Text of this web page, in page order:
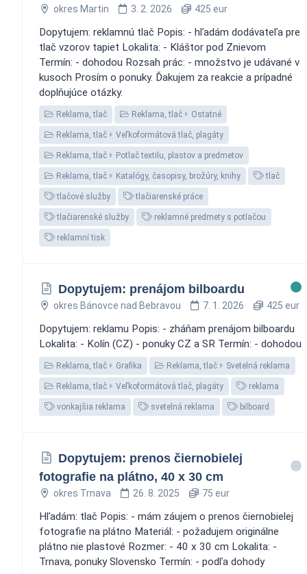
okres Martin 3. 2. 2026 425 eur
Dopytujem: reklamnú tlač Popis: - hľadám dodávateľa pre
tlač vzorov tapiet Lokalita: - Kláštor pod Znievom
Termín: - dohodou Rozsah prác: - množstvo je udávané v
kusoch Prosím o ponuky. Ďakujem za reakcie a prípadné
doplňujúce otázky.
Reklama, tlač Reklama, tlač Ostatné
Reklama, tlač Veľkoformátová tlač, plagáty
Reklama, tlač Potlač textilu, plastov a predmetov
Reklama, tlač Katalógy, časopisy, brožúry, knihy tlač
tlačové služby tlačiarenské práce
tlačiarenské služby reklamné predmety s potlačou
reklamní tisk
Dopytujem: prenájom bilboardu
okres Bánovce nad Bebravou 7. 1. 2026 425 eur
Dopytujem: reklamu Popis: - zháňam prenájom bilboardu
Lokalita: - Kolín (CZ) - ponuky CZ a SR Termín: - dohodou
Reklama, tlač Grafika Reklama, tlač Svetelná reklama
Reklama, tlač Veľkoformátová tlač, plagáty reklama
vonkajšia reklama svetelná reklama bilboard
Dopytujem: prenos čiernobielej
fotografie na plátno, 40 x 30 cm
okres Trnava 26. 8. 2025 75 eur
Hľadám: tlač Popis: - mám záujem o prenos čiernobielej
fotografie na plátno Materiál: - požadujem originálne
plátno nie plastové Rozmer: - 40 x 30 cm Lokalita: -
Trnava, ponuky Slovensko Termín: - podľa dohody